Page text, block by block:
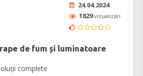
24.04.2024
1829vizualizări
de fum și luminatoare
complete